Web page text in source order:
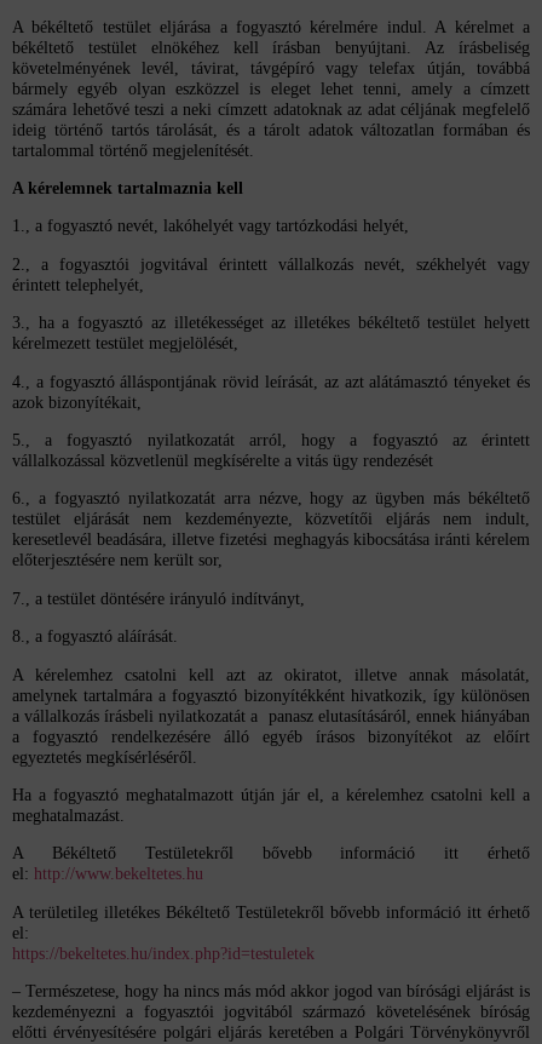
A békéltető testület eljárása a fogyasztó kérelmére indul. A kérelmet a
békéltető testület elnökéhez kell írásban benyújtani. Az írásbeliség
követelményének levél, távirat, távgépíró vagy telefax útján, továbbá
bármely egyéb olyan eszközzel is eleget lehet tenni, amely a címzett
számára lehetővé teszi a neki címzett adatoknak az adat céljának megfelelő
ideig történő tartós tárolását, és a tárolt adatok változatlan formában és
tartalommal történő megjelenítését.
A kérelemnek tartalmaznia kell
1., a fogyasztó nevét, lakóhelyét vagy tartózkodási helyét,
2., a fogyasztói jogvitával érintett vállalkozás nevét, székhelyét vagy
érintett telephelyét,
3., ha a fogyasztó az illetékességet az illetékes békéltető testület helyett
kérelmezett testület megjelölését,
4., a fogyasztó álláspontjának rövid leírását, az azt alátámasztó tényeket és
azok bizonyítékait,
5., a fogyasztó nyilatkozatát arról, hogy a fogyasztó az érintett
vállalkozással közvetlenül megkísérelte a vitás ügy rendezését
6., a fogyasztó nyilatkozatát arra nézve, hogy az ügyben más békéltető
testület eljárását nem kezdeményezte, közvetítői eljárás nem indult,
keresetlevél beadására, illetve fizetési meghagyás kibocsátása iránti kérelem
előterjesztésére nem került sor,
7., a testület döntésére irányuló indítványt,
8., a fogyasztó aláírását.
A kérelemhez csatolni kell azt az okiratot, illetve annak másolatát,
amelynek tartalmára a fogyasztó bizonyítékként hivatkozik, így különösen
a vállalkozás írásbeli nyilatkozatát a panasz elutasításáról, ennek hiányában
a fogyasztó rendelkezésére álló egyéb írásos bizonyítékot az előírt
egyeztetés megkísérléséről.
Ha a fogyasztó meghatalmazott útján jár el, a kérelemhez csatolni kell a
meghatalmazást.
A Békéltető Testületekről bővebb információ itt érhető
el: http://www.bekeltetes.hu
A területileg illetékes Békéltető Testületekről bővebb információ itt érhető
el:
https://bekeltetes.hu/index.php?id=testuletek
– Természetese, hogy ha nincs más mód akkor jogod van bírósági eljárást is
kezdeményezni a fogyasztói jogvitából származó követelésének bíróság
előtti érvényesítésére polgári eljárás keretében a Polgári Törvénykönyvről